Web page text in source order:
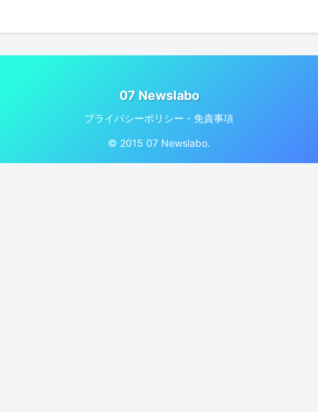
07 Newslabo
プライバシーポリシー・免責事項
© 2015 07 Newslabo.